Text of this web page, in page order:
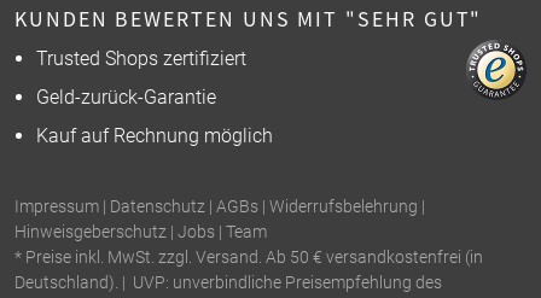
KUNDEN BEWERTEN UNS MIT "SEHR GUT"
Trusted Shops zertifiziert
Geld-zurück-Garantie
Kauf auf Rechnung möglich
Impressum Datenschutz AGBs Widerrufsbelehrung
Hinweisgeberschutz Jobs Team
* Preise inkl. MwSt. zzgl. Versand. Ab 50 € versandkostenfrei (in
Deutschland). | UVP: unverbindliche Preisempfehlung des